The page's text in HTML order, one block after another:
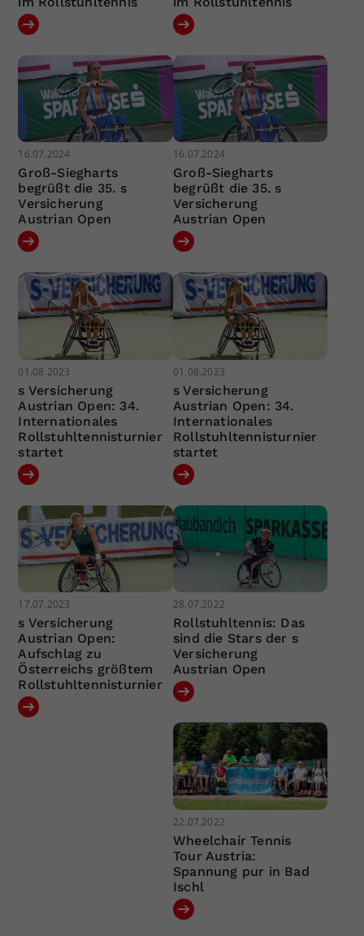
16.07.2024
Groß-Siegharts
begrüßt die 35. s
Versicherung
Austrian Open
16.07.2024
Groß-Siegharts
begrüßt die 35. s
Versicherung
Austrian Open
01.08.2023
s Versicherung
Austrian Open: 34.
Internationales
Rollstuhltennisturnier
startet
01.08.2023
s Versicherung
Austrian Open: 34.
Internationales
Rollstuhltennisturnier
startet
17.07.2023
s Versicherung
Austrian Open:
Aufschlag zu
Österreichs größtem
Rollstuhltennisturnier
28.07.2022
Rollstuhltennis: Das
sind die Stars der s
Versicherung
Austrian Open
22.07.2022
Wheelchair Tennis
Tour Austria:
Spannung pur in Bad
Ischl